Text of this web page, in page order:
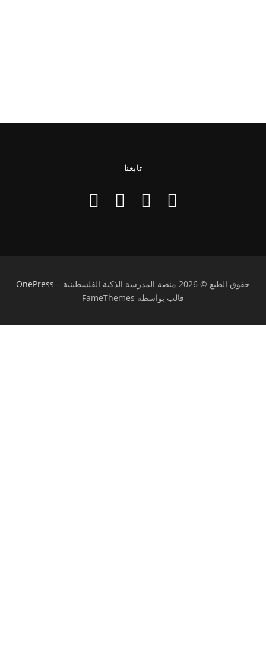
تابعنا
حقوق الطبع © 2026 منصة المدرسة الذكية الفلسطينية –
OnePress
قالب بواسطة FameThemes